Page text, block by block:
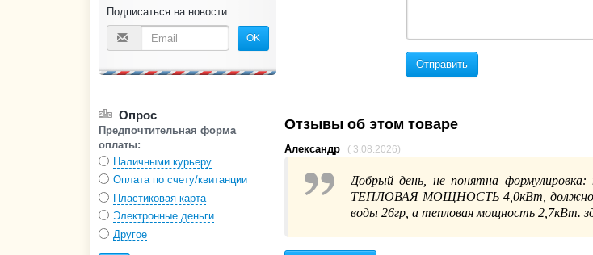
Подписаться на новости:
OK
Опрос
Предпочтительная форма
оплаты:
Наличными курьеру
Оплата по счету/квитанции
Пластиковая карта
Электронные деньги
Другое
Отправить
Отзывы об этом товаре
Александр ( 3.08.2026)
Добрый день, не понятна
ТЕПЛОВАЯ МОЩНОСТЬ 4,0кВт, должно
воды 26гр, а тепловая мощность 2,7кВт.